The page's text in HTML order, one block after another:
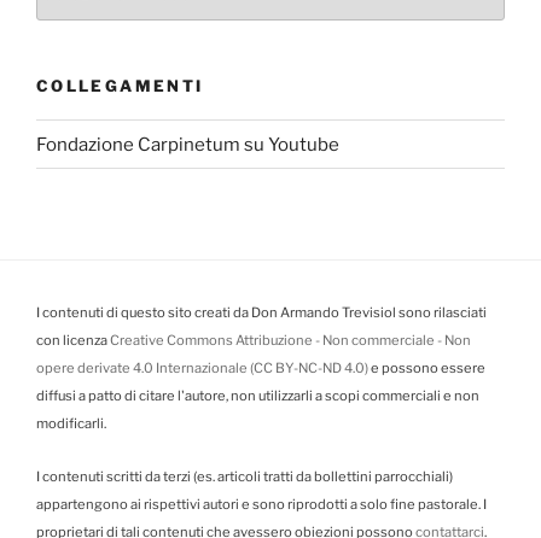
COLLEGAMENTI
Fondazione Carpinetum su Youtube
I contenuti di questo sito creati da Don Armando Trevisiol sono rilasciati
con licenzaCreative Commons Attribuzione - Non commerciale - Non
opere derivate 4.0 Internazionale (CC BY-NC-ND 4.0)e possono essere
diffusi a patto di citare l'autore, non utilizzarli a scopi commerciali e non
modificarli.
I contenuti scritti da terzi (es. articoli tratti da bollettini parrocchiali)
appartengono ai rispettivi autori e sono riprodotti a solo fine pastorale. I
proprietari di tali contenuti che avessero obiezioni possonocontattarci.